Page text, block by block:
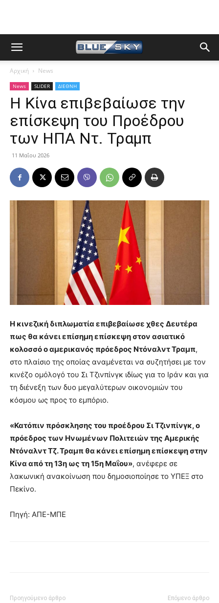
Αρχική News
News SLIDER ΔΙΕΘΝΗ
Η Κίνα επιβεβαίωσε την
επίσκεψη του Προέδρου
των ΗΠΑ Ντ. Τραμπ
11 Μαΐου 2026
Η κινεζική διπλωματία επιβεβαίωσε χθες Δευτέρα
πως θα κάνει επίσημη επίσκεψη στον ασιατικό
κολοσσό ο αμερικανός πρόεδρος Ντόναλντ Τραμπ,
στο πλαίσιο της οποίας αναμένεται να συζητήσει με τον
κινέζο ομόλογό του Σι Τζινπίνγκ ιδίως για το Ιράν και για
τη διένεξη των δυο μεγαλύτερων οικονομιών του
κόσμου ως προς το εμπόριο.
«Κατόπιν πρόσκλησης του προέδρου Σι Τζινπίνγκ, ο
πρόεδρος των Ηνωμένων Πολιτειών της Αμερικής
Ντόναλντ Τζ. Τραμπ θα κάνει επίσημη επίσκεψη στην
Κίνα από τη 13η ως τη 15η Μαΐου», ανέφερε σε
λακωνική ανακοίνωση που δημοσιοποίησε το ΥΠΕΞ στο
Πεκίνο.
Πηγή: ΑΠΕ-ΜΠΕ
Προηγούμενο άρθρο Επόμενο άρθρο